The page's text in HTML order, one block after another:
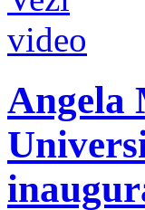
Angela